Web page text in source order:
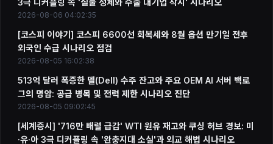
3극 디커플링 속 '실물 정체와 수출 대기업 착시' 시나리오
2026-08-06 04:02:35
[코스피 이야기] 코스피 6600선 회복세와 8월 옵션 만기일 전후
외국인 수급 시나리오 점검
2026-08-05 16:02:38
513억 달러 폭증한 델(Dell) 수주 잔고와 주요 OEM AI 서버 백로
그의 명암: 공급 병목 및 전력 제한 시나리오 진단
2026-08-05 09:02:45
[세계증시] '716만 배럴 급감' WTI 원유 재고와 쿠싱 허브 경보: 미
·유·아 3극 디커플링 속 '완충지대 소실'과 외교 해법 시나리오